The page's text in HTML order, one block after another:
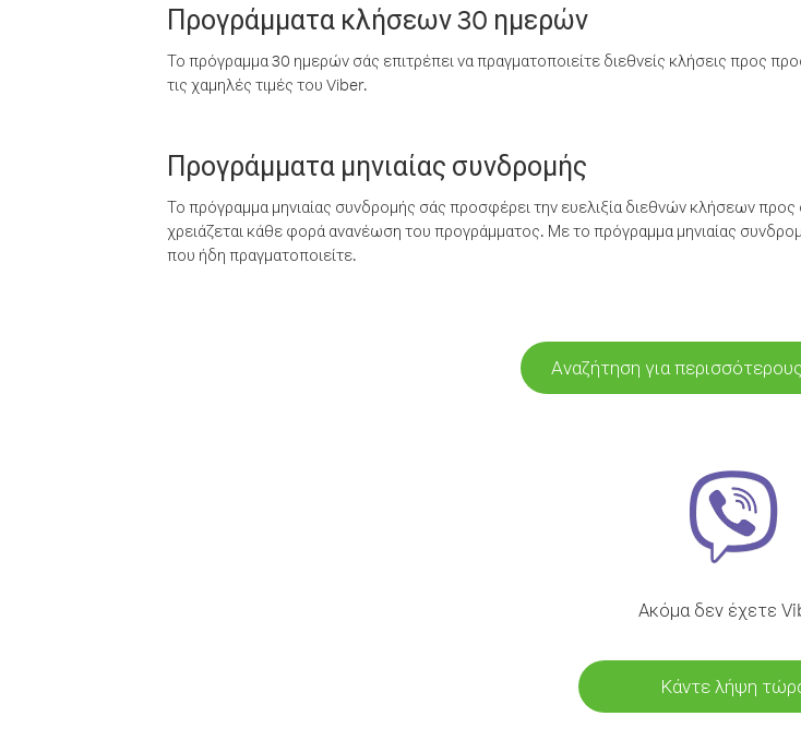
Προγράμματα κλήσεων 30 ημερών
Το πρόγραμμα 30 ημερών σάς επιτρέπει να πραγματοποιείτε διεθνείς κλήσεις προς
τις χαμηλές τιμές του Viber.
Προγράμματα μηνιαίας συνδρομής
Το πρόγραμμα μηνιαίας συνδρομής σάς προσφέρει την ευελιξία διεθνών κλήσεων προς
χρειάζεται κάθε φορά ανανέωση του προγράμματος. Με το πρόγραμμα μηνιαίας
που ήδη πραγματοποιείτε.
Αναζήτηση για
Ακόμα δεν έχετε
Κάντε λήψη